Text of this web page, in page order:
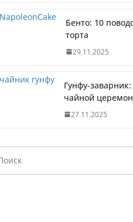
Бенто: 10
торта
29.11.2025
Гунфу-
чайной
27.11.2025